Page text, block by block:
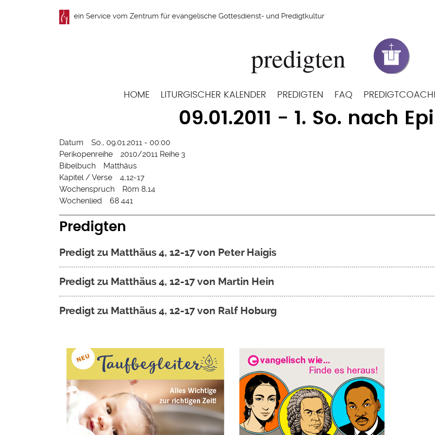
ein Service vom Zentrum für evangelische Gottesdienst- und Predigtkultur
Hauptnavigation
HOME LITURGISCHER KALENDER PREDIGTEN FAQ
09.01.2011 - 1. So. nach
Datum
So., 09.01.2011 - 00:00
Perikopenreihe
2010/2011 Reihe 3
Bibelbuch
Matthäus
Kapitel / Verse
4,12-17
Wochenspruch
Röm 8,14
Wochenlied
68 441
Predigten
Predigt zu Matthäus 4, 12-17 von Peter Haigis
Predigt zu Matthäus 4, 12-17 von Martin Hein
Predigt zu Matthäus 4, 12-17 von Ralf Hoburg